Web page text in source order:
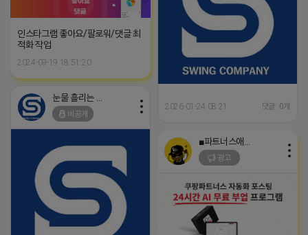
인스타그램 좋아요/팔로워/댓글 최
적화 작업
2024-09-19 18:51:20
2026-01-24 08:21 댓글: 0개
비공개
광고